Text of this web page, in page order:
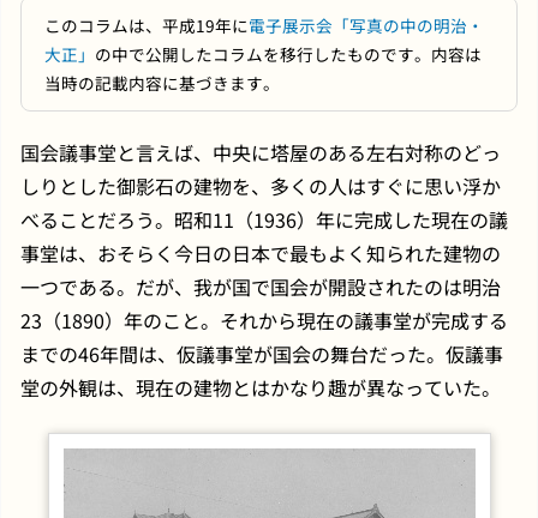
このコラムは、平成19年に電子展示会「写真の中の明治・
大正」 の中で公開したコラムを移行したものです。内容は
当時の記載内容に基づきます。
国会議事堂と言えば、中央に塔屋のある左右対称のどっ
しりとした御影石の建物を、多くの人はすぐに思い浮か
べることだろう。昭和11（1936）年に完成した現在の議
事堂は、おそらく今日の日本で最もよく知られた建物の
一つである。だが、我が国で国会が開設されたのは明治
23（1890）年のこと。それから現在の議事堂が完成する
までの46年間は、仮議事堂が国会の舞台だった。仮議事
堂の外観は、現在の建物とはかなり趣が異なっていた。